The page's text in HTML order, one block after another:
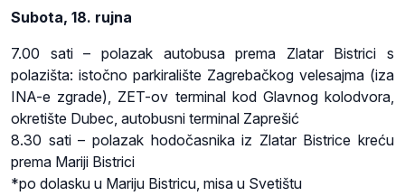
Subota, 18. rujna
7.00 sati – polazak autobusa prema Zlatar Bistrici s
polazišta: istočno parkiralište Zagrebačkog velesajma (iza
INA-e zgrade), ZET-ov terminal kod Glavnog kolodvora,
okretište Dubec, autobusni terminal Zaprešić
8.30 sati – polazak hodočasnika iz Zlatar Bistrice kreću
prema Mariji Bistrici
*po dolasku u Mariju Bistricu, misa u Svetištu